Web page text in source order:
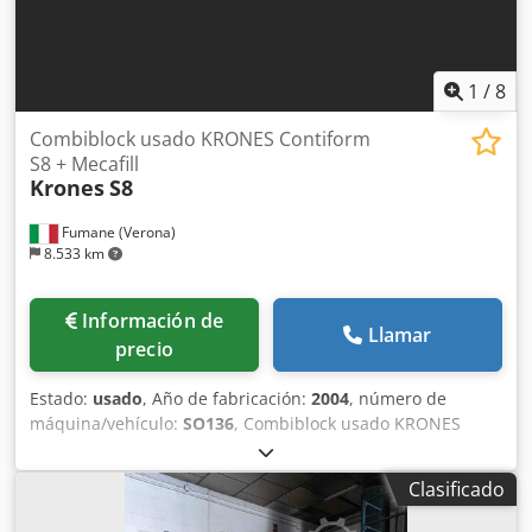
protecciones codificadas por colores facilitan la gestión
visual. El calentamiento, la rotación y la temporización
controlados proporcionan una calidad constante de las
piezas y tiempos de ciclo previsibles en aplicaciones de
embalaje industrial.Capacidad... Codoziyy Hopfx Akqerf
contactarnos por teléfono.
1 /8
Fumane (Verona)
8.533 km
Combiblock usado KRONES Contiform
S8 + Mecafill
KronesS8
Información de
precio
Llamar
Estado: usado, Año de fabricación: 2004, número de
máquina/vehículo: SO136, Combiblock usado KRONES
Contiform S8 + MecafillEspecificaciones técnicas y datos de
rendimientoEsta unidad combi de soplado Krones
Contiform S8 está integrada con un llenador Krones
Mecafill y un tapador Krones, ofreciendo un rendimiento
Clasificado